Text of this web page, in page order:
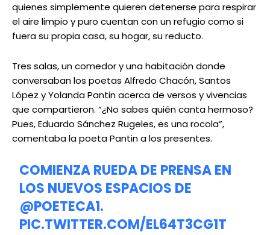
quienes simplemente quieren detenerse para respirar
el aire limpio y puro cuentan con un refugio como si
fuera su propia casa, su hogar, su reducto.
Tres salas, un comedor y una habitación donde
conversaban los poetas Alfredo Chacón, Santos
López y Yolanda Pantin acerca de versos y vivencias
que compartieron. “¿No sabes quién canta hermoso?
Pues, Eduardo Sánchez Rugeles, es una rocola”,
comentaba la poeta Pantin a los presentes.
COMIENZA RUEDA DE PRENSA EN
LOS NUEVOS ESPACIOS DE
@POETECA1.
PIC.TWITTER.COM/EL64T3CG1T